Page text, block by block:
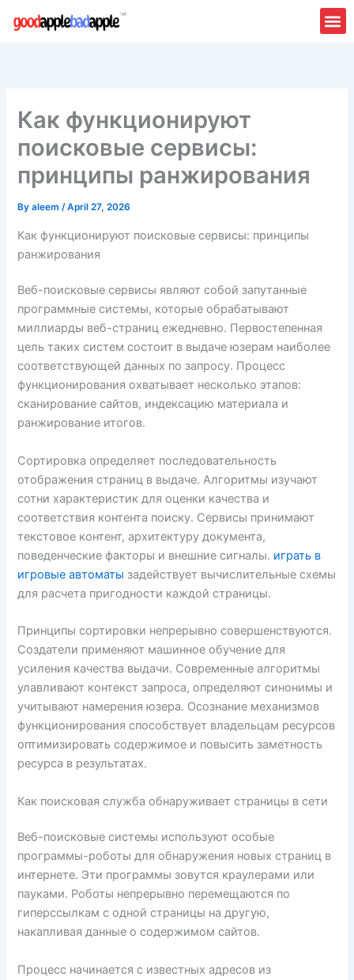
Как функционируют
поисковые сервисы:
принципы ранжирования
Byaleem/April 27, 2026
Как функционируют поисковые сервисы: принципы
ранжирования
Веб-поисковые сервисы являют собой запутанные
программные системы, которые обрабатывают
миллиарды веб-страниц ежедневно. Первостепенная
цель таких систем состоит в выдаче юзерам наиболее
соответствующей данных по запросу. Процесс
функционирования охватывает несколько этапов:
сканирование сайтов, индексацию материала и
ранжирование итогов.
Сортировка определяет последовательность
отображения страниц в выдаче. Алгоритмы изучают
сотни характеристик для оценки качества и
соответствия контента поиску. Сервисы принимают
текстовое контент, архитектуру документа,
поведенческие факторы и внешние сигналы. играть в
игровые автоматы задействует вычислительные схемы
для расчета пригодности каждой страницы.
Принципы сортировки непрерывно совершенствуются.
Создатели применяют машинное обучение для
усиления качества выдачи. Современные алгоритмы
улавливают контекст запроса, определяют синонимы и
учитывают намерения юзера. Осознание механизмов
функционирования способствует владельцам ресурсов
оптимизировать содержимое и повысить заметность
ресурса в результатах.
Как поисковая служба обнаруживает страницы в сети
Веб-поисковые системы используют особые
программы-роботы для обнаружения новых страниц в
интернете. Эти программы зовутся краулерами или
пауками. Роботы непрерывно перемещаются по
гиперссылкам с одной страницы на другую,
накапливая данные о содержимом сайтов.
Процесс начинается с известных адресов из